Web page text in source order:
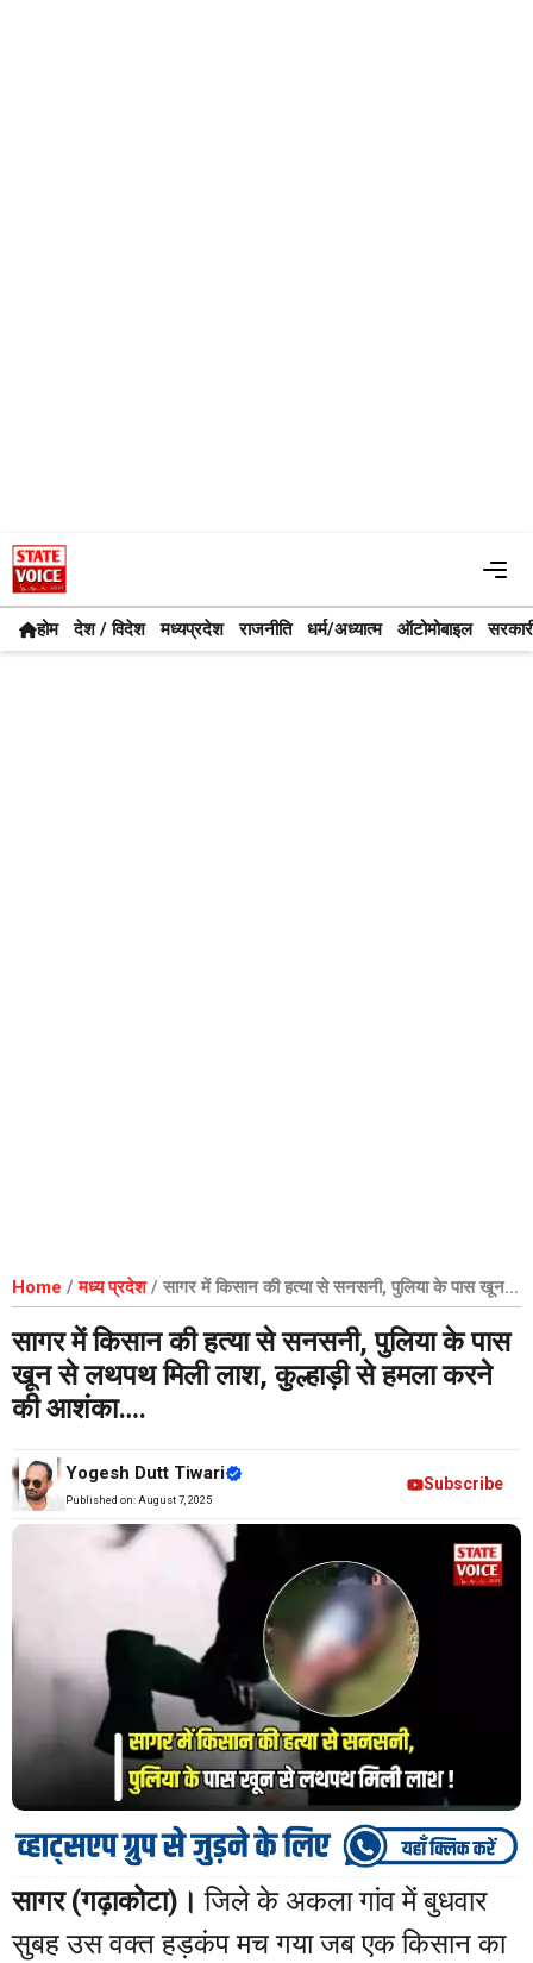
Skip
to
content
होम देश / विदेश मध्यप्रदेश राजनीति धर्म/अध्यात्म ऑटोमोबाइल
Home /मध्य प्रदेश/ सागर में किसान की हत्या से सनसनी, पुलिया के पास खून से
लथपथ मिली लाश, कुल्हाड़ी से हमला करने की आशंका….
सागर में किसान की हत्या से सनसनी, पुलिया के पास
खून से लथपथ मिली लाश, कुल्हाड़ी से हमला करने
की आशंका….
Yogesh Dutt Tiwari
Published on: August 7, 2025
Subscribe
सागर (गढ़ाकोटा)। जिले के अकला गांव में बुधवार
सुबह उस वक्त हड़कंप मच गया जब एक किसान का